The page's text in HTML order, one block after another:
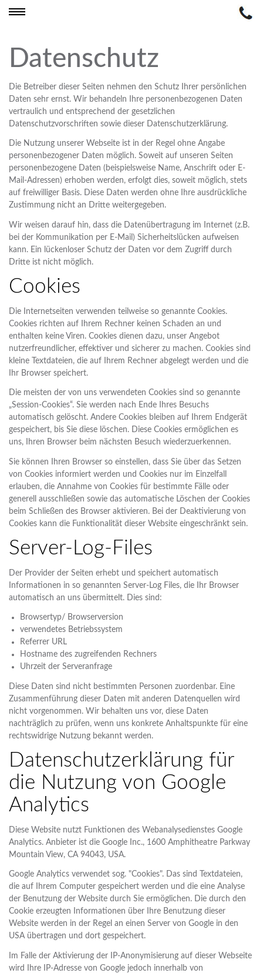
Datenschutz
Die Betreiber dieser Seiten nehmen den Schutz Ihrer persönlichen
Daten sehr ernst. Wir behandeln Ihre personenbezogenen Daten
vertraulich und entsprechend der gesetzlichen
Datenschutzvorschriften sowie dieser Datenschutzerklärung.
Die Nutzung unserer Webseite ist in der Regel ohne Angabe
personenbezogener Daten möglich. Soweit auf unseren Seiten
personenbezogene Daten (beispielsweise Name, Anschrift oder E-
Mail-Adressen) erhoben werden, erfolgt dies, soweit möglich, stets
auf freiwilliger Basis. Diese Daten werden ohne Ihre ausdrückliche
Zustimmung nicht an Dritte weitergegeben.
Wir weisen darauf hin, dass die Datenübertragung im Internet (z.B.
bei der Kommunikation per E-Mail) Sicherheitslücken aufweisen
kann. Ein lückenloser Schutz der Daten vor dem Zugriff durch
Dritte ist nicht möglich.
Cookies
Die Internetseiten verwenden teilweise so genannte Cookies.
Cookies richten auf Ihrem Rechner keinen Schaden an und
enthalten keine Viren. Cookies dienen dazu, unser Angebot
nutzerfreundlicher, effektiver und sicherer zu machen. Cookies sind
kleine Textdateien, die auf Ihrem Rechner abgelegt werden und die
Ihr Browser speichert.
Die meisten der von uns verwendeten Cookies sind so genannte
„Session-Cookies“. Sie werden nach Ende Ihres Besuchs
automatisch gelöscht. Andere Cookies bleiben auf Ihrem Endgerät
gespeichert, bis Sie diese löschen. Diese Cookies ermöglichen es
uns, Ihren Browser beim nächsten Besuch wiederzuerkennen.
Sie können Ihren Browser so einstellen, dass Sie über das Setzen
von Cookies informiert werden und Cookies nur im Einzelfall
erlauben, die Annahme von Cookies für bestimmte Fälle oder
generell ausschließen sowie das automatische Löschen der Cookies
beim Schließen des Browser aktivieren. Bei der Deaktivierung von
Cookies kann die Funktionalität dieser Website eingeschränkt sein.
Server-Log-Files
Der Provider der Seiten erhebt und speichert automatisch
Informationen in so genannten Server-Log Files, die Ihr Browser
automatisch an uns übermittelt. Dies sind:
Browsertyp/ Browserversion
verwendetes Betriebssystem
Referrer URL
Hostname des zugreifenden Rechners
Uhrzeit der Serveranfrage
Diese Daten sind nicht bestimmten Personen zuordenbar. Eine
Zusammenführung dieser Daten mit anderen Datenquellen wird
nicht vorgenommen. Wir behalten uns vor, diese Daten
nachträglich zu prüfen, wenn uns konkrete Anhaltspunkte für eine
rechtswidrige Nutzung bekannt werden.
Datenschutzerklärung für
die Nutzung von Google
Analytics
Diese Website nutzt Funktionen des Webanalysedienstes Google
Analytics. Anbieter ist die Google Inc., 1600 Amphitheatre Parkway
Mountain View, CA 94043, USA.
Google Analytics verwendet sog. "Cookies". Das sind Textdateien,
die auf Ihrem Computer gespeichert werden und die eine Analyse
der Benutzung der Website durch Sie ermöglichen. Die durch den
Cookie erzeugten Informationen über Ihre Benutzung dieser
Website werden in der Regel an einen Server von Google in den
USA übertragen und dort gespeichert.
Im Falle der Aktivierung der IP-Anonymisierung auf dieser Webseite
wird Ihre IP-Adresse von Google jedoch innerhalb von